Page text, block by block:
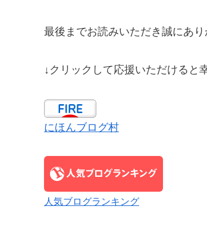
最後までお読みいただき誠にあり
↓クリックして応援いただけると
にほんブログ村
人気ブログランキング